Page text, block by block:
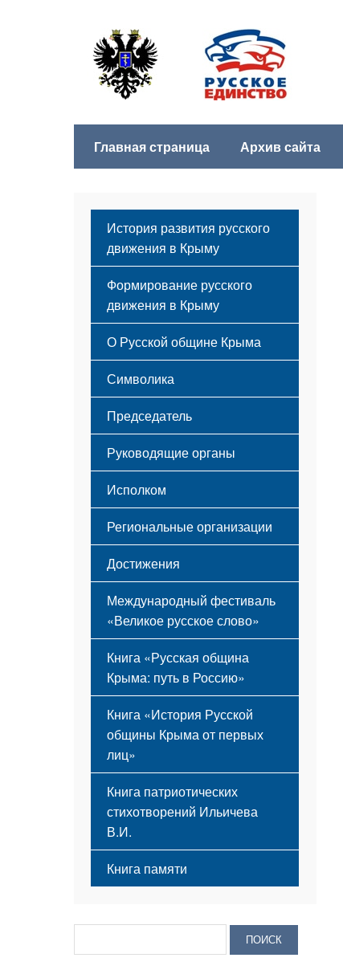
Главная страница Архив сайта
История развития русского
движения в Крыму
Формирование русского
движения в Крыму
Русский Крым
О Русской общине Крыма
Этапы становления
Принципы деятельности
Структура
Мероприятия
Символика
Флаг
Герб
Гимн
Председатель
Руководящие органы
Исполком
Региональные организации
Достижения
Международный фестиваль
«Великое русское слово»
Книга «Русская община
Крыма: путь в Россию»
Книга «История Русской
общины Крыма от первых
лиц»
Книга патриотических
стихотворений Ильичева
В.И.
Книга памяти